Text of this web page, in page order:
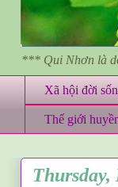
*** Qui Nhơn là
Xã hội đời
Thế giới
Thursday,